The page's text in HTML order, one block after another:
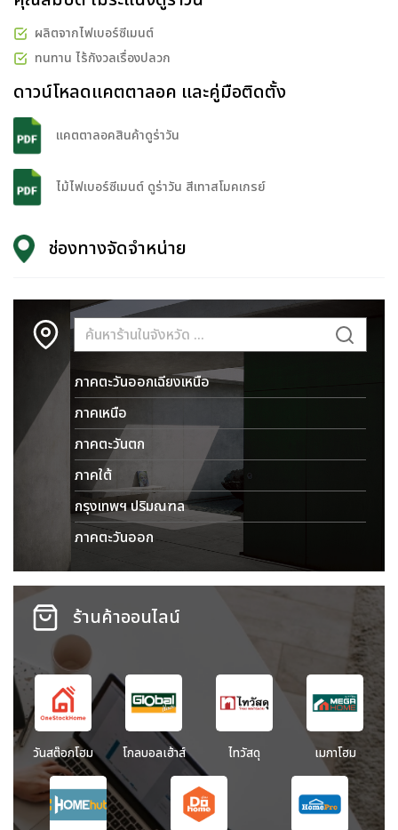
ผลิตจากไฟเบอร์ซีเมนต์
ทนทาน ไร้กังวลเรื่องปลวก
ดาวน์โหลดแคตตาลอค และคู่มือติดตั้ง
แคตตาลอคสินค้าดูร่าวัน
ไม้ไฟเบอร์ซีเมนต์ ดูร่าวัน สีเทาสโมคเกรย์
ช่องทางจัดจำหน่าย
ภาคตะวันออกเฉียงเหนือ
ภาคเหนือ
ภาคตะวันตก
ภาคใต้
กรุงเทพฯ ปริมณฑล
ภาคตะวันออก
ร้านค้าออนไลน์
วันสต๊อกโฮม โกลบอลเฮ้าส์ ไทวัสดุ เมกาโฮม